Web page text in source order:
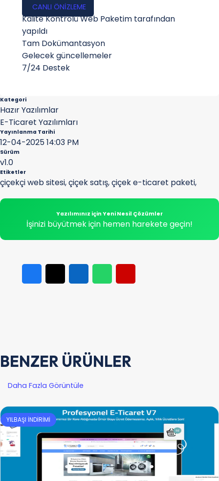
CANLI ÖNİZLEME
Kalite Kontrolü Web Paketim tarafından
yapıldı
Tam Dokümantasyon
Gelecek güncellemeler
7/24 Destek
Kategori
Hazır Yazılımlar
E-Ticaret Yazılımları
Yayınlanma Tarihi
12-04-2025 14:03 PM
Sürüm
v1.0
Etiketler
çiçekçi web sitesi,çiçek satış,çiçek e-ticaret paketi,
Yazılımınız için Yeni Nesil Çözümler
İşinizi büyütmek için hemen harekete geçin!
BENZER ÜRÜNLER
Daha Fazla Görüntüle
YILBAŞI İNDİRİMİ